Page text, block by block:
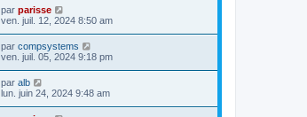
par parisse
ven. juil. 12, 2024 8:50 am
par compsystems
ven. juil. 05, 2024 9:18 pm
par alb
lun. juin 24, 2024 9:48 am